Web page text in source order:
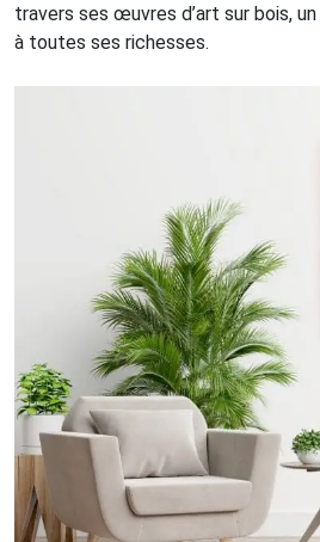
travers ses œuvres d’art sur bois,
à toutes ses richesses.